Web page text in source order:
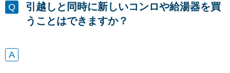
引越しと同時に新しいコンロや給湯器を買
うことはできますか？